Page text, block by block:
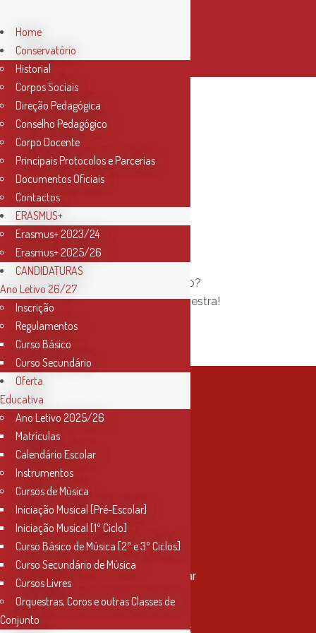
04 Out
Orquestra
Sabe tocar um instrumento?
Inscreva-se na nossa Orquestra!
Sextas-feiras das
19h às 20h30
Contactos
Rua Miguel Bombarda, nº 4, 1º andar
2000-080 Santarém
info@conservatoriosantarem.pt
Home
Conservatório
Historial
Corpos Sociais
Direção Pedagógica
Conselho Pedagógico
Corpo Docente
Principais Protocolos e Parcerias
Documentos Oficiais
Contactos
ERASMUS+
Erasmus+ 2023/24
Erasmus+ 2025/26
CANDIDATURAS
Ano Letivo 26/27
Inscrição
Regulamentos
Curso Básico
Curso Secundário
Oferta
Educativa
Ano Letivo 2025/26
Matrículas
Calendário Escolar
Instrumentos
Cursos de Música
Iniciação Musical [Pré-Escolar]
Iniciação Musical [1º Ciclo]
Curso Básico de Música [2º e 3º Ciclos]
Curso Secundário de Música
Cursos Livres
Orquestras, Coros e outras Classes de
Conjunto